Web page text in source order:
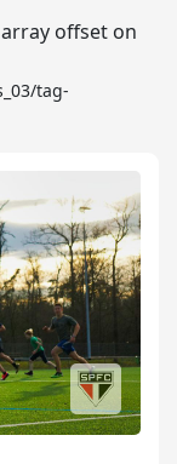
offset on
tag-